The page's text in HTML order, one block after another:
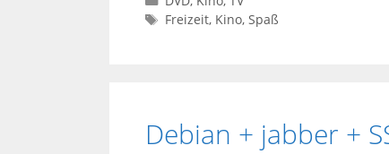
Schlagwörter
Freizeit, Kino, Spaß
Debian + jabber +